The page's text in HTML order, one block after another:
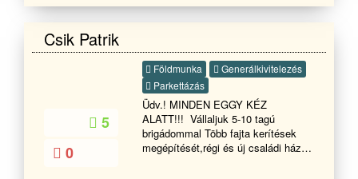
Csik Patrik
5
0
Földmunka
Generálkivitelezés
Parkettázás
Üdv.! MINDEN EGGY KÉZ
ALATT!!! Vállaljuk 5-10 tagú
brigádommal Több fajta kerítések
megépítését,régi és új családi házak